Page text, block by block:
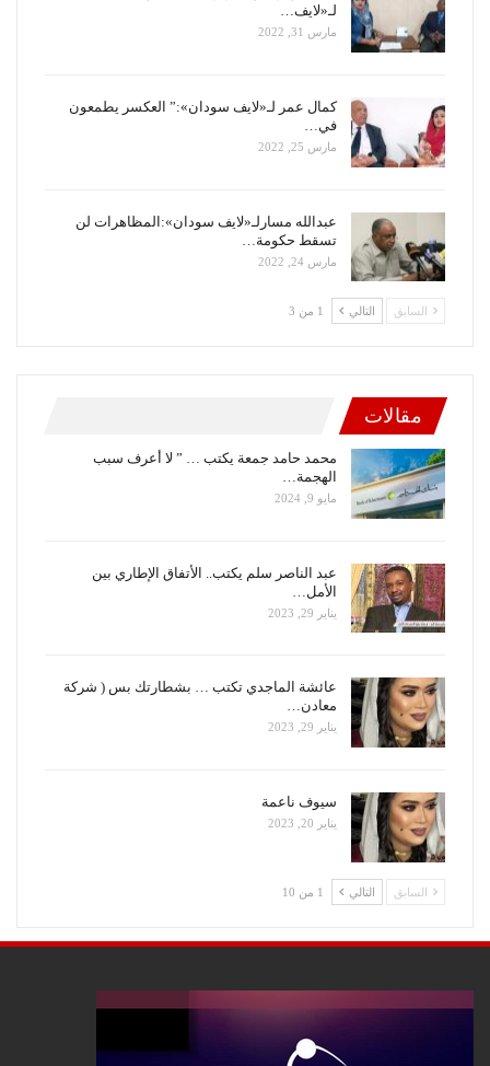
لـ«لايف…
مارس 31, 2022
كمال عمر لـ«لايف سودان»:” العكسر يطمعون
في…
مارس 25, 2022
عبدالله مسارلـ«لايف سودان»:المظاهرات لن
تسقط حكومة…
مارس 24, 2022
السابق التالي 1 من 3
مقالات
محمد حامد جمعة يكتب … ” لا أعرف سبب
الهجمة…
مايو 9, 2024
عبد الناصر سلم يكتب.. الأتفاق الإطاري بين
الأمل…
يناير 29, 2023
عائشة الماجدي تكتب … بشطارتك بس ( شركة
معادن…
يناير 29, 2023
سيوف ناعمة
يناير 20, 2023
السابق التالي 1 من 10